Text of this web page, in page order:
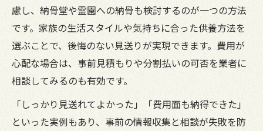
慮し、納骨堂や霊園への納骨も検討するのが一つの方法
です。家族の生活スタイルや気持ちに合った供養方法を
選ぶことで、後悔のない見送りが実現できます。費用が
心配な場合は、事前見積もりや分割払いの可否を業者に
相談してみるのも有効です。
「しっかり見送れてよかった」「費用面も納得できた」
といった実例もあり、事前の情報収集と相談が失敗を防